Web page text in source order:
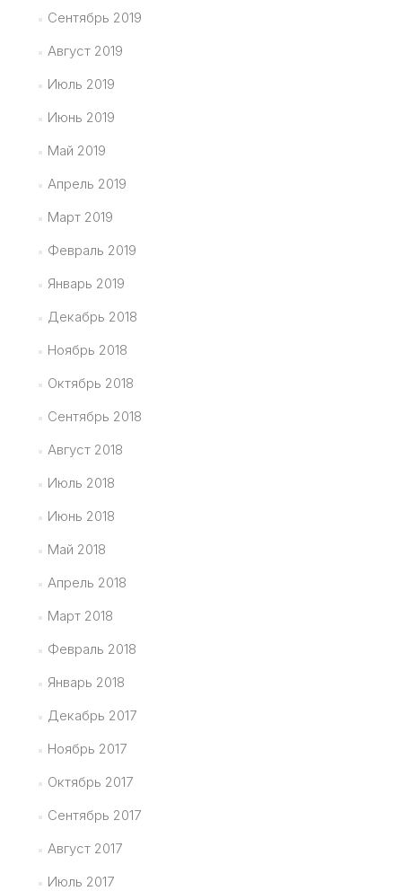
Сентябрь 2019
Август 2019
Июль 2019
Июнь 2019
Май 2019
Апрель 2019
Март 2019
Февраль 2019
Январь 2019
Декабрь 2018
Ноябрь 2018
Октябрь 2018
Сентябрь 2018
Август 2018
Июль 2018
Июнь 2018
Май 2018
Апрель 2018
Март 2018
Февраль 2018
Январь 2018
Декабрь 2017
Ноябрь 2017
Октябрь 2017
Сентябрь 2017
Август 2017
Июль 2017